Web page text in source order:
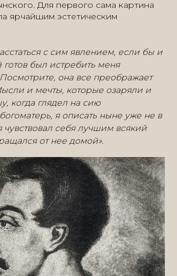
Для первого сама картина
ярчайшим эстетическим
с сим явлением, если бы и
был истребить меня
она все преображает
и мечты, которые озаряли и
когда глядел на сию
я описать ныне уже не в
чувствовал себя лучшим всякий
от нее домой».